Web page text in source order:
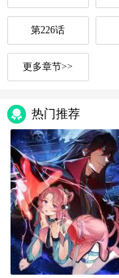
第226话
更多章节>>
热门推荐